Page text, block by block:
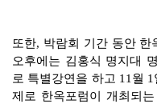
또한, 박람회 기간 동안 한
오후에는 김홍식 명지대
로 특별강연을 하고 11월
제로 한옥포럼이 개최되